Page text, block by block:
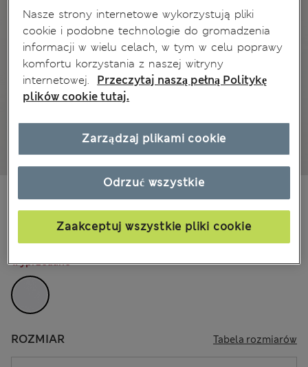
zł170,00
KOLOR: Stonowana Biel
Wyprzedane
ROZMIAR Tabela rozmiarów
Nasze strony internetowe wykorzystują pliki
cookie i podobne technologie do gromadzenia
informacji w wielu celach, w tym w celu poprawy
komfortu korzystania z naszej witryny
internetowej.
Przeczytaj naszą pełną Politykę
plików cookie tutaj.
Odrzuć wszystkie
Zaakceptuj wszystkie pliki cookie
Zarządzaj plikami cookie